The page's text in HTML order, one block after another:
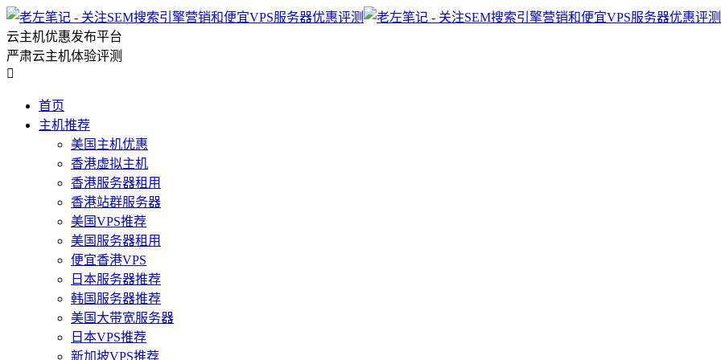
云主机优惠发布平台
严肃云主机体验评测

首页
主机推荐
美国主机优惠
香港虚拟主机
香港服务器租用
香港站群服务器
美国VPS推荐
美国服务器租用
便宜香港VPS
日本服务器推荐
韩国服务器推荐
美国大带宽服务器
日本VPS推荐
新加坡VPS推荐